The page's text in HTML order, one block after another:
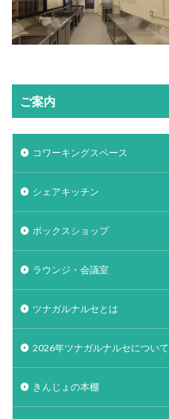
ご案内
コワーキングスペース
シェアキッチン
ボックスショップ
ラウンジ・会議室
ツナガルナルセとは
2026年ツナガルナルセについて
きんじょの本棚